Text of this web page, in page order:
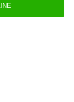
LINE